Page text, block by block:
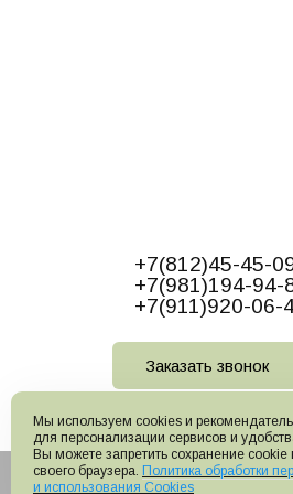
+7(812)45-45-
+7(981)194-94-
+7(911)920-06-
Заказать звонок
© Копирование
Мы используем cookies и
для персонализации сервисов и
Вы можете запретить сохранение cookie
своего браузера. Политика обработки
и использования Cookies